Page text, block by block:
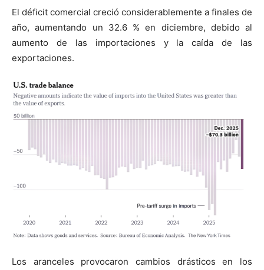
El déficit comercial creció considerablemente a finales de
año, aumentando un 32.6 % en diciembre, debido al
aumento de las importaciones y la caída de las
exportaciones.
Los aranceles provocaron cambios drásticos en los